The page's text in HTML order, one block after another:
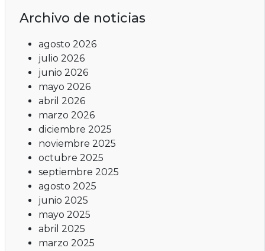
Archivo de noticias
agosto 2026
julio 2026
junio 2026
mayo 2026
abril 2026
marzo 2026
diciembre 2025
noviembre 2025
octubre 2025
septiembre 2025
agosto 2025
junio 2025
mayo 2025
abril 2025
marzo 2025